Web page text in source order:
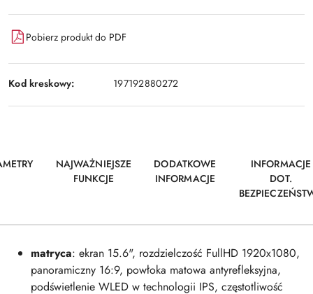
Pobierz produkt do PDF
Kod kreskowy: 197192880272
NAJWAŻNIEJSZE
FUNKCJE
DODATKOWE
INFORMACJE
INFORMACJE
DOT.
matryca: ekran 15.6", rozdzielczość FullHD 1920x1080,
panoramiczny 16:9, powłoka matowa antyrefleksyjna,
podświetlenie WLED w technologii IPS, częstotliwość